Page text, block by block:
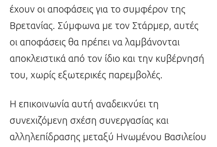
έχουν οι αποφάσεις για το συμφέρον της
Βρετανίας. Σύμφωνα με τον Στάρμερ, αυτές
οι αποφάσεις θα πρέπει να λαμβάνονται
αποκλειστικά από τον ίδιο και την κυβέρνησή
του, χωρίς εξωτερικές παρεμβολές.
Η επικοινωνία αυτή αναδεικνύει τη
συνεχιζόμενη σχέση συνεργασίας και
αλληλεπίδρασης μεταξύ Ηνωμένου Βασιλείου